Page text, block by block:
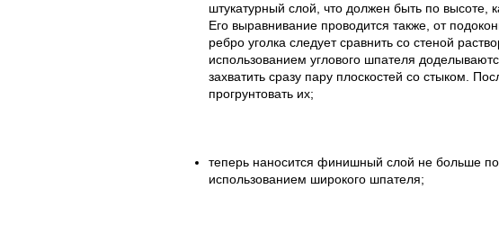
штукатурный слой, что должен быть по высоте,
Его выравнивание проводится также, от
ребро уголка следует сравнить со стеной
использованием углового шпателя
захватить сразу пару плоскостей со стыком.
прогрунтовать их;
теперь наносится финишный слой не больше
использованием широкого шпателя;